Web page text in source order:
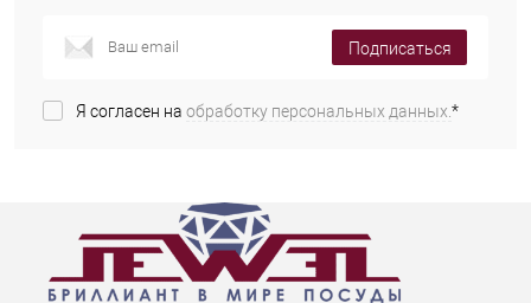
Подписаться
Я согласен на обработку персональных данных.*